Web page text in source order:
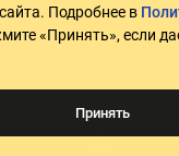
Подробнее в
«Принять», если
Принять